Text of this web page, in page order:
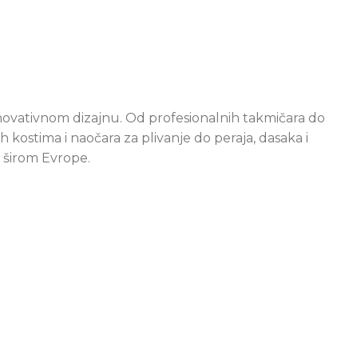
dizajnu. Od profesionalnih takmičara do
i naočara za plivanje do peraja, dasaka i
Evrope.